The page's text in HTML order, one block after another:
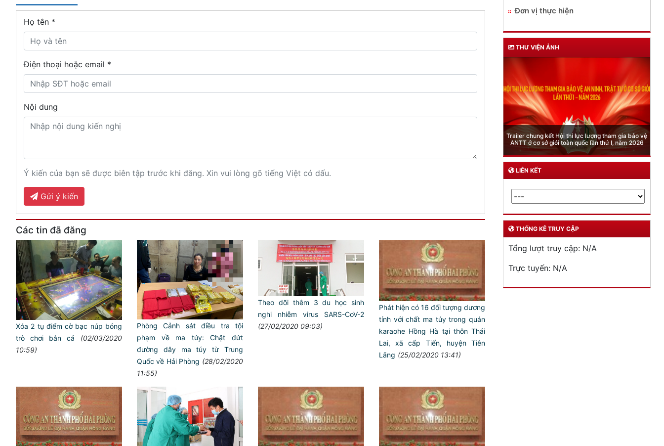
Họ tên *
Điện thoại hoặc email *
Nội dung
Ý kiến của bạn sẽ được biên tập trước khi đăng. Xin vui lòng gõ tiếng Việt có dấu.
Gửi ý kiến
Các tin đã đăng
Xóa 2 tụ điểm cờ bạc núp bóng
trò chơi bắn cá
(02/03/2020
10:59)
Phòng Cảnh sát điều tra tội
phạm về ma túy: Chặt đứt
đường dây ma túy từ Trung
Quốc về Hải Phòng (28/02/2020
11:55)
Theo dõi thêm 3 du học sinh
nghi nhiễm virus SARS-CoV-2
(27/02/2020 09:03)
Phát hiện có 16 đối tượng dương
tính với chất ma túy trong quán
karaohe Hồng Hà tại thôn Thái
Lai, xã cấp Tiến, huyện Tiên
Lãng (25/02/2020 13:41)
Đơn vị thực hiện
THƯ VIỆN ẢNH
Phòng Quản lý xuất nhập cảnh: Hướng dẫn những
quy định mới trong lĩnh vực xuất cảnh, nhập cảnh
của công dân việt nam từ ngày 01/7/2026
LIÊN KẾT
THỐNG KÊ TRUY CẬP
Tổng lượt truy cập: N/A
Trực tuyến: N/A